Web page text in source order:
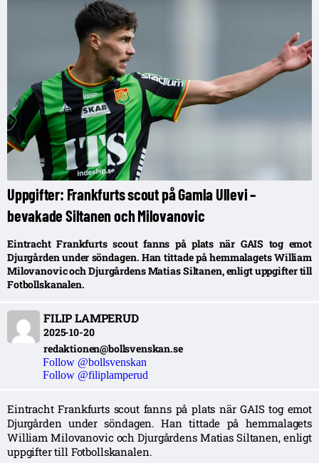
Uppgifter: Frankfurts scout på Gamla Ullevi –
bevakade Siltanen och Milovanovic
Eintracht Frankfurts scout fanns på plats när GAIS tog emot
Djurgården under söndagen. Han tittade på hemmalagets William
Milovanovic och Djurgårdens Matias Siltanen, enligt uppgifter till
Fotbollskanalen.
FILIP LAMPERUD
2025-10-20
redaktionen@bollsvenskan.se
Follow @bollsvenskan
Follow @filiplamperud
Eintracht Frankfurts scout fanns på plats när GAIS tog emot
Djurgården under söndagen. Han tittade på hemmalagets
William Milovanovic och Djurgårdens Matias Siltanen, enligt
uppgifter till Fotbollskanalen.